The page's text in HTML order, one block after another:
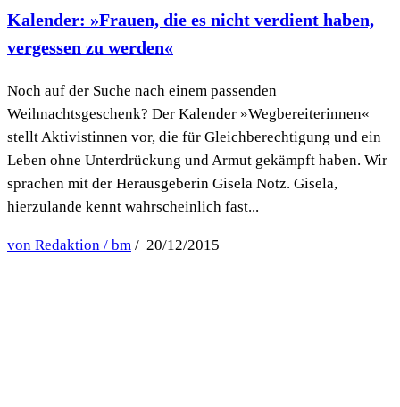
Kalender: »Frauen, die es nicht verdient haben,
vergessen zu werden«
Noch auf der Suche nach einem passenden
Weihnachtsgeschenk? Der Kalender »Wegbereiterinnen«
stellt Aktivistinnen vor, die für Gleichberechtigung und ein
Leben ohne Unterdrückung und Armut gekämpft haben. Wir
sprachen mit der Herausgeberin Gisela Notz. Gisela,
hierzulande kennt wahrscheinlich fast...
von Redaktion / bm / 20/12/2015